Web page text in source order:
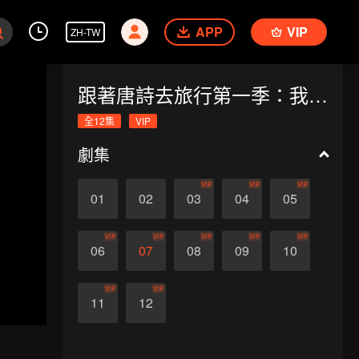
ZH-TW APP VIP
跟著唐詩去旅行第一季：我和詩聖做搭子
全12集 VIP
劇集
01 02 03
VIP
04
VIP
05
VIP
06
VIP
07
VIP
08
VIP
09
VIP
10
VIP
11
VIP
12
VIP